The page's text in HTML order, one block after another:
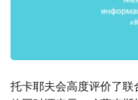
托卡耶夫会高度评价了联